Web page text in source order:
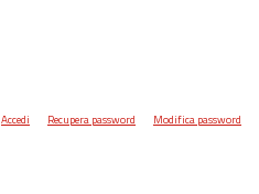
Accedi Recupera password Modifica password